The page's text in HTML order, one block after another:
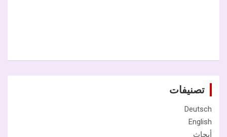
تصنيفات
Deutsch
English
أبحاث